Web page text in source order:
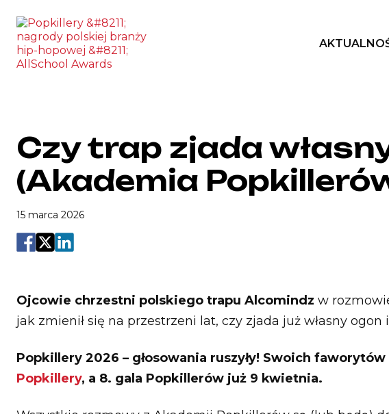
Czy trap zjada
(Akademia
15 marca 2026
Ojcowie chrzestni polskiego trapu Alcomindz w
jak zmienił się na przestrzeni lat, czy zjada już własny ogon
Popkillery 2026 – głosowania ruszyły! Swoich
Popkillery, a 8. gala Popkillerów już 9 kwietnia.